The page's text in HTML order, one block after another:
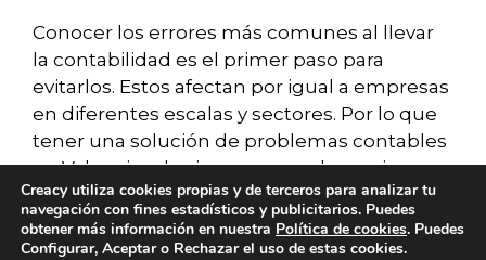
Conocer los errores más comunes al llevar
la contabilidad es el primer paso para
evitarlos. Estos afectan por igual a empresas
en diferentes escalas y sectores. Por lo que
tener una solución de problemas contables
en Valencia adquiere mayor relevancia.
Entre las fallas comunes en contabilidad, se
encuentran las siguientes:
Creacy utiliza cookies propias y de terceros para analizar tu
navegación con fines estadísticos y publicitarios. Puedes
obtener más información en nuestra Política de cookies. Puedes
Configurar, Aceptar o Rechazar el uso de estas cookies.